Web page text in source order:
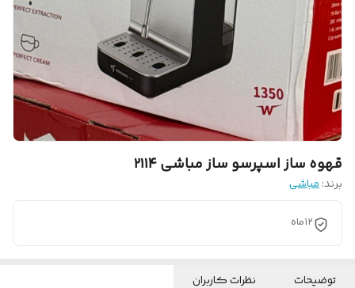
قهوه ساز اسپرسو ساز مباشی ۲۱۱۴
برند:مباشی
۱۲ماه
توضیحات نظرات کاربران